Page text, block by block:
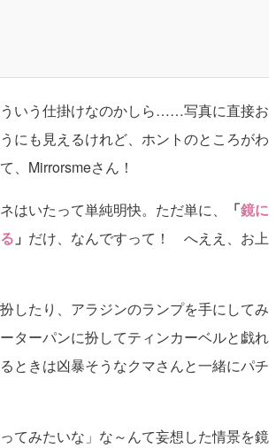
いう仕掛けなのかしら……写真に直接お
にも見えるけれど、ホントのところがわ
、Mirrorsmeさん！
はいたって単純明快。ただ単に、 「鏡に
」 だけ、なんですって！ へええ、お上
したり、アラジンのランプを手にしてみ
ターパンに扮してティンカーベルと戯れ
ときは凶暴そうなクマさんと一緒にパチ
てみたいな」な～んて妄想した情景を鏡